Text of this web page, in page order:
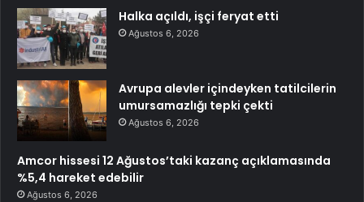
Halka açıldı, işçi feryat etti
Ağustos 6, 2026
Avrupa alevler içindeyken tatilcilerin
umursamazlığı tepki çekti
Ağustos 6, 2026
Amcor hissesi 12 Ağustos’taki kazanç açıklamasında
%5,4 hareket edebilir
Ağustos 6, 2026